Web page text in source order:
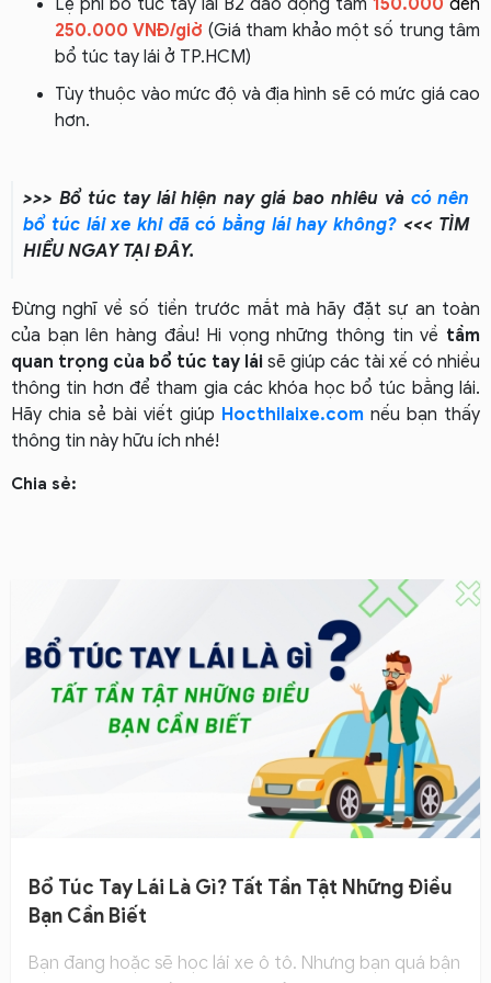
Lệ phí bổ túc tay lái B2 dao động tầm 150.000 đến
250.000 VNĐ/giờ (Giá tham khảo một số trung tâm
bổ túc tay lái ở TP.HCM)
Tùy thuộc vào mức độ và địa hình sẽ có mức giá cao
hơn.
>>> Bổ túc tay lái hiện nay giá bao nhiêu và có nên
bổ túc lái xe khi đã có bằng lái hay không? <<< TÌM
HIỂU NGAY TẠI ĐÂY.
Đừng nghĩ về số tiền trước mắt mà hãy đặt sự an toàn
của bạn lên hàng đầu! Hi vọng những thông tin về tầm
quan trọng của bổ túc tay lái sẽ giúp các tài xế có nhiều
thông tin hơn để tham gia các khóa học bổ túc bằng lái.
Hãy chia sẻ bài viết giúp Hocthilaixe.com nếu bạn thấy
thông tin này hữu ích nhé!
Chia sẻ:
Bổ Túc Tay Lái Là Gì? Tất Tần Tật Những Điều
Bạn Cần Biết
Bạn đang hoặc sẽ học lái xe ô tô. Nhưng bạn quá bận